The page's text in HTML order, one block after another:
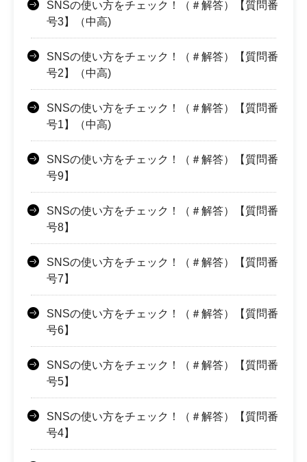
SNSの使い方をチェック！（＃解答）【質問番
号3】（中高)
SNSの使い方をチェック！（＃解答）【質問番
号2】（中高)
SNSの使い方をチェック！（＃解答）【質問番
号1】（中高)
SNSの使い方をチェック！（＃解答）【質問番
号9】
SNSの使い方をチェック！（＃解答）【質問番
号8】
SNSの使い方をチェック！（＃解答）【質問番
号7】
SNSの使い方をチェック！（＃解答）【質問番
号6】
SNSの使い方をチェック！（＃解答）【質問番
号5】
SNSの使い方をチェック！（＃解答）【質問番
号4】